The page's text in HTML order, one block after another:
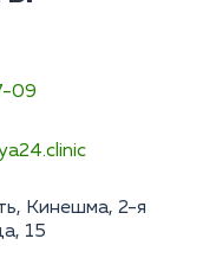
09
Кинешма, 2-я
15